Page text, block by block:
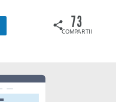
COMPARTILHAMENTOS
73